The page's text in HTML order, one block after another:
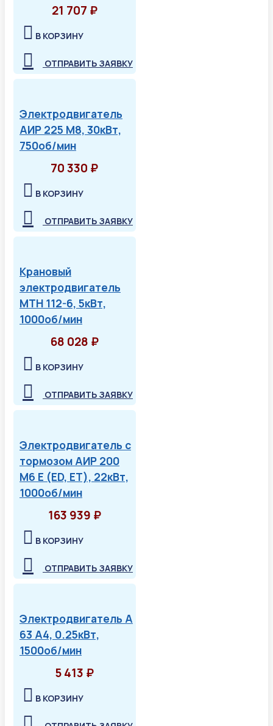
21 707 ₽
В КОРЗИНУ
ОТПРАВИТЬ ЗАЯВКУ
Электродвигатель
АИР 225 М8, 30кВт,
750об/мин
70 330 ₽
В КОРЗИНУ
ОТПРАВИТЬ ЗАЯВКУ
Крановый
электродвигатель
МТН 112-6, 5кВт,
1000об/мин
68 028 ₽
В КОРЗИНУ
ОТПРАВИТЬ ЗАЯВКУ
Электродвигатель с
тормозом АИР 200
М6 Е (ED, ET), 22кВт,
1000об/мин
163 939 ₽
В КОРЗИНУ
ОТПРАВИТЬ ЗАЯВКУ
Электродвигатель А
63 А4, 0.25кВт,
1500об/мин
5 413 ₽
В КОРЗИНУ